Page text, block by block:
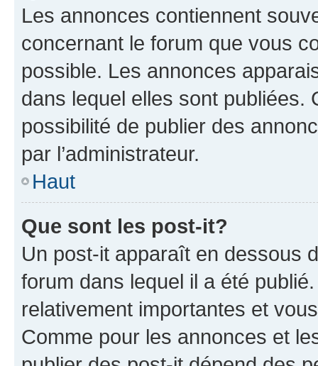
Les annonces contiennent
concernant le forum que vous
possible. Les annonces
dans lequel elles sont publiées.
possibilité de publier des
par l’administrateur.
Haut
Que sont les post-it?
Un post-it apparaît en dessous
forum dans lequel il a été
relativement importantes et
Comme pour les annonces et